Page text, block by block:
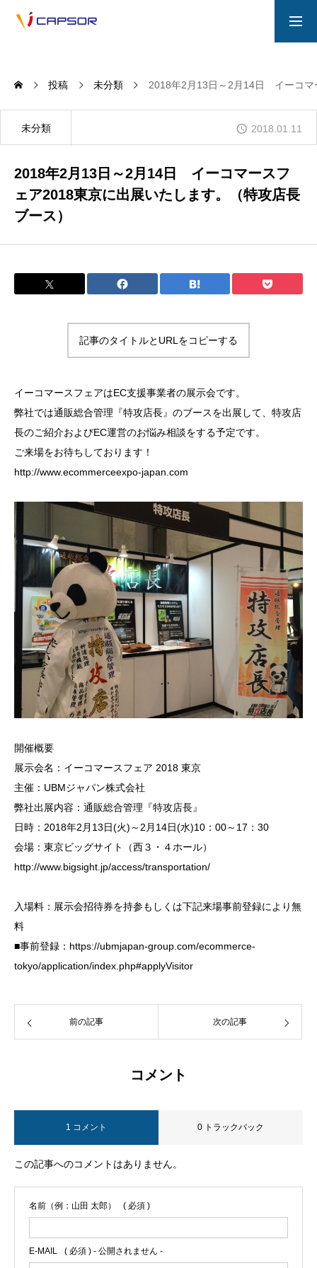
COMPANY
PRODUCT / SERVICE
音楽ガチ勢採用/募集要項
プライバシーポリシー
情報セキュリティ方針
投稿 未分類 2018年2月13日～2月14日 イーコマ
未分類 2018.01.11
2018年2月13日～2月14日 イーコマースフ
ェア2018東京に出展いたします。（特攻店長
ブース）
記事のタイトルとURLをコピーする
イーコマースフェアはEC支援事業者の展示会です。
弊社では通販総合管理『特攻店長』のブースを出展して、特攻店
長のご紹介およびEC運営のお悩み相談をする予定です。
ご来場をお待ちしております！
http://www.ecommerceexpo-japan.com
開催概要
展示会名：イーコマースフェア 2018 東京
主催：UBMジャパン株式会社
弊社出展内容：通販総合管理『特攻店長』
日時：2018年2月13日(火)～2月14日(水)10：00～17：30
会場：東京ビッグサイト（西３・４ホール）
http://www.bigsight.jp/access/transportation/
入場料：展示会招待券を持参もしくは下記来場事前登録により無
料
■事前登録：https://ubmjapan-group.com/ecommerce-
tokyo/application/index.php#applyVisitor
前の記事 次の記事
コメント
1 コメント 0 トラックバック
この記事へのコメントはありません。
名前（例：山田 太郎） ( 必須 )
E-MAIL ( 必須 ) - 公開されません -